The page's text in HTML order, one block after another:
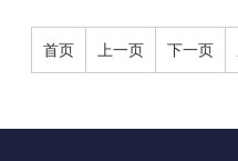
首页 上一页 下一页